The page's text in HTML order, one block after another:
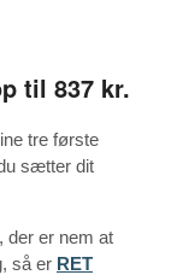
til 837 kr.
tre første
sætter dit
, der er nem at
så er RET